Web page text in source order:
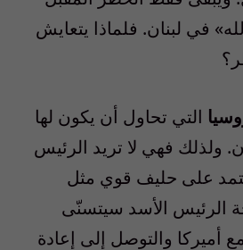
في لبنان. فلماذا يتعايش
التي تحاول أن يكون لها
ولذلك فهي لا تريد الرئيس
على حليف قوي مثل
الرئيس الأسد سيتسنّى
أميركا والتوصل إلى إعادة